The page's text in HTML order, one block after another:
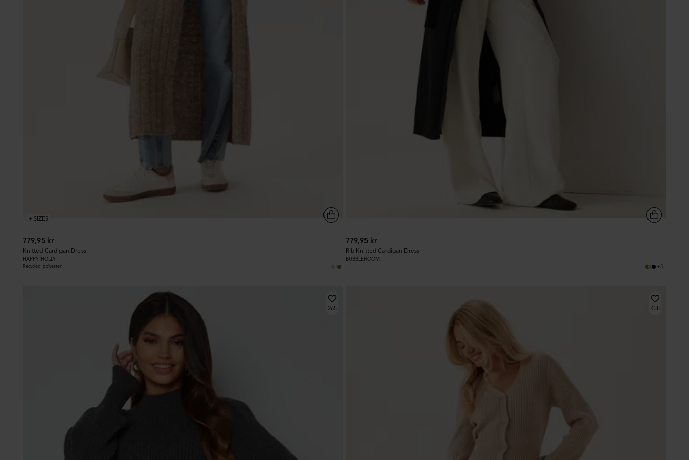
+ SIZES
779,95 kr
Knitted Cardigan Dress
HAPPY HOLLY
Recycled polyester
779,95 kr
Rib Knitted Cardigan Dress
BUBBLEROOM
+3
265 438